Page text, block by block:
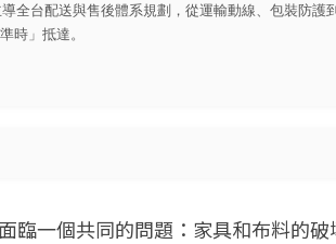
全台配送與售後體系規劃，從運輸動線、包裝防護
時」抵達。
臨一個共同的問題：家具和布料的破